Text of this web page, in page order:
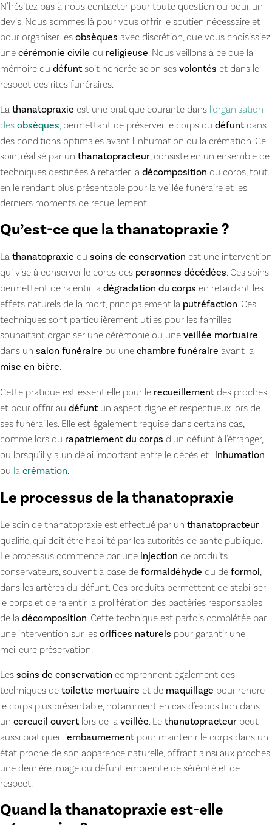
N'hésitez pas à nous contacter pour toute question ou pour un
devis. Nous sommes là pour vous offrir le soutien nécessaire et
pour organiser les obsèques avec discrétion, que vous choisissiez
une cérémonie civile ou religieuse. Nous veillons à ce que la
mémoire du défuntsoit honorée selon ses volontés et dans le
respect des rites funéraires.
La thanatopraxie est une pratique courante dans l’organisation
des obsèques,permettant de préserver le corps du défuntdans
des conditions optimales avant l'inhumation ou la crémation. Ce
soin, réalisé par un thanatopracteur, consiste en un ensemble de
techniques destinées à retarder la décomposition du corps, tout
en le rendant plus présentable pour la veillée funéraire et les
derniers moments de recueillement.
Qu’est-ce que la thanatopraxie ?
La thanatopraxie ou soins de conservation est une intervention
qui vise à conserver le corps des personnes décédées. Ces soins
permettent de ralentir la dégradation du corps en retardant les
effets naturels de la mort, principalement la putréfaction. Ces
techniques sont particulièrement utiles pour les familles
souhaitant organiser une cérémonie ou une veillée mortuaire
dans un salon funéraire ou une chambre funéraire avant la
mise en bière.
Cette pratique est essentielle pour le recueillementdes proches
et pour offrir au défuntun aspect digne et respectueux lors de
ses funérailles. Elle est également requise dans certains cas,
comme lors du rapatriement du corps d'un défunt à l'étranger,
ou lorsqu'il y a un délai important entre le décès et l'inhumation
ou la crémation.
Le processus de la thanatopraxie
Le soin de thanatopraxie est effectué par un thanatopracteur
qualifié, qui doit être habilité par les autorités de santé publique.
Le processus commence par une injection de produits
conservateurs, souvent à base de formaldéhyde ou de formol,
dans les artères du défunt. Ces produits permettent de stabiliser
le corps et de ralentir la prolifération des bactéries responsables
de la décomposition. Cette technique est parfois complétée par
une intervention sur les orifices naturels pour garantir une
meilleure préservation.
Les soins de conservation comprennent également des
techniques de toilette mortuaire et de maquillage pour rendre
le corps plus présentable, notamment en cas d'exposition dans
un cercueil ouvertlors de la veillée. Le thanatopracteur peut
aussi pratiquer l’embaumementpour maintenir le corps dans un
état proche de son apparence naturelle, offrant ainsi aux proches
une dernière image du défunt empreinte de sérénité et de
respect.
Quand la thanatopraxie est-elle